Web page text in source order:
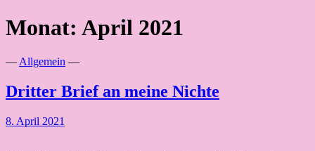
Monat: April 2021
— Allgemein —
Dritter Brief an meine Nichte
8. April 2021